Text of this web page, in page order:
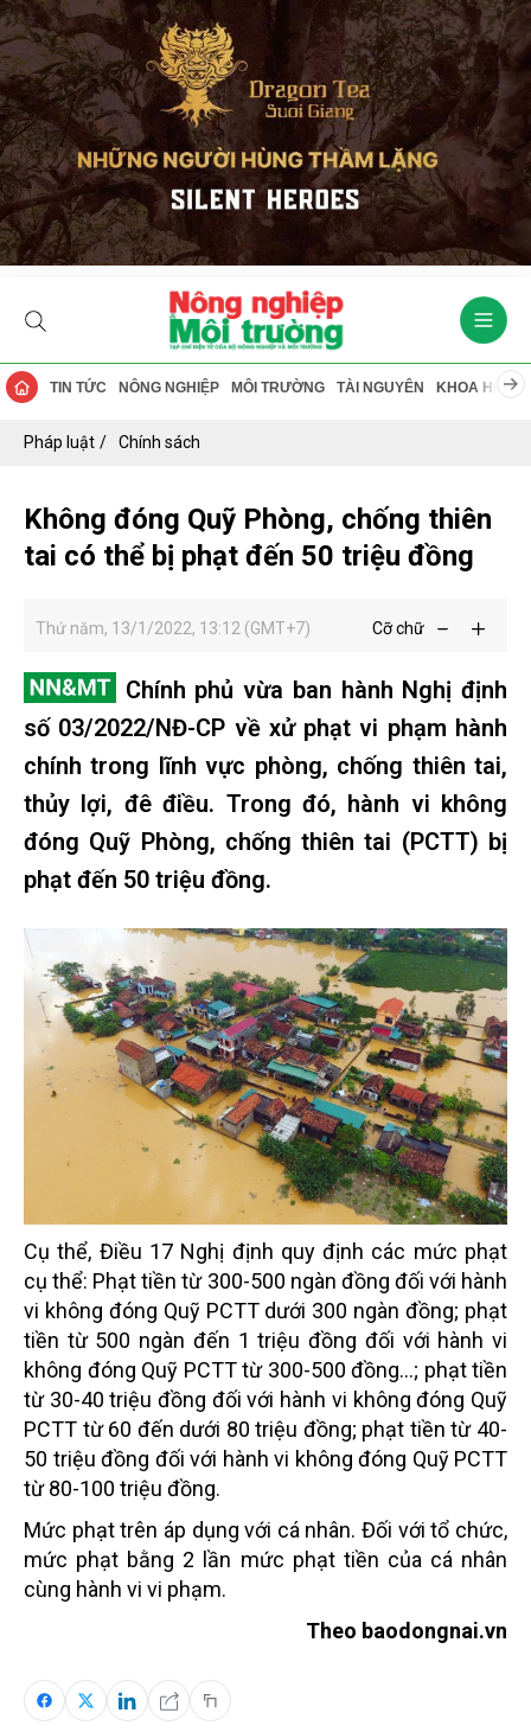
TIN TỨC NÔNG NGHIỆP MÔI TRƯỜNG TÀI NGUYÊN KHOA HỌC
Pháp luật Chính sách
Không đóng Quỹ Phòng, chống thiên
tai có thể bị phạt đến 50 triệu đồng
Thứ năm, 13/1/2022, 13:12 (GMT+7) Cỡ chữ
Chính phủ vừa ban hành Nghị định
số 03/2022/NĐ-CP về xử phạt vi phạm hành
chính trong lĩnh vực phòng, chống thiên tai,
thủy lợi, đê điều. Trong đó, hành vi không
đóng Quỹ Phòng, chống thiên tai (PCTT) bị
phạt đến 50 triệu đồng.
Cụ thể, Điều 17 Nghị định quy định các mức phạt
cụ thể: Phạt tiền từ 300-500 ngàn đồng đối với hành
vi không đóng Quỹ PCTT dưới 300 ngàn đồng; phạt
tiền từ 500 ngàn đến 1 triệu đồng đối với hành vi
không đóng Quỹ PCTT từ 300-500 đồng…; phạt tiền
từ 30-40 triệu đồng đối với hành vi không đóng Quỹ
PCTT từ 60 đến dưới 80 triệu đồng; phạt tiền từ 40-
50 triệu đồng đối với hành vi không đóng Quỹ PCTT
từ 80-100 triệu đồng.
Mức phạt trên áp dụng với cá nhân. Đối với tổ chức,
mức phạt bằng 2 lần mức phạt tiền của cá nhân
cùng hành vi vi phạm.
Theo baodongnai.vn